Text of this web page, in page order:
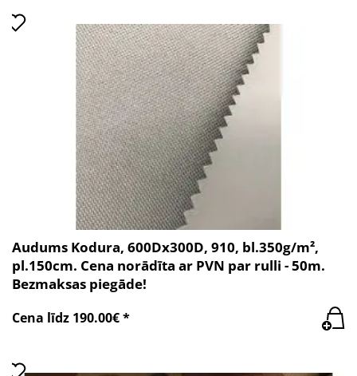
Audums Kodura, 600Dx300D, 910, bl.350g/m²,
pl.150cm. Cena norādīta ar PVN par rulli - 50m.
Bezmaksas piegāde!
Cena līdz 190.00€ *